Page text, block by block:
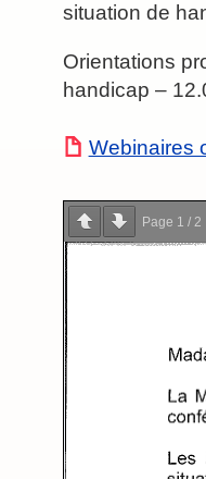
situation de
Orientations
handicap –
Webinaires
Page 1 / 2